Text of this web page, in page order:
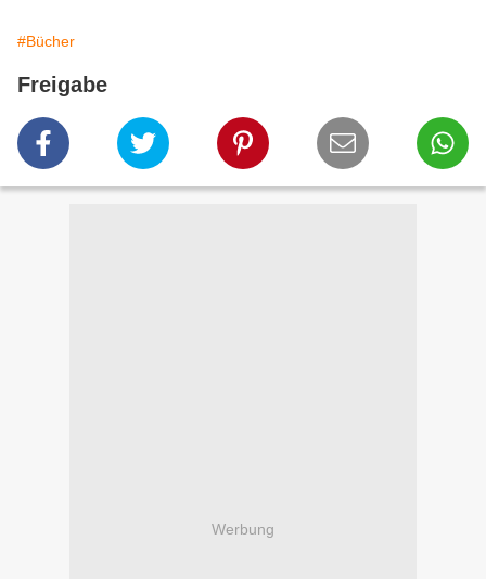
#Bücher
Freigabe
Werbung